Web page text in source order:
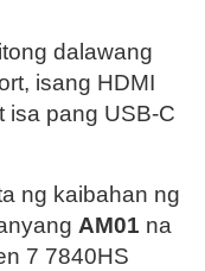
dalawang
isang HDMI
isa pang USB-C
ng kaibahan ng
AM01 na
7 7840HS